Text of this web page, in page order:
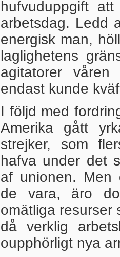
hufvuduppgift
arbetsdag. Ledd
energisk man,
laglighetens
agitatorer
endast kunde
I följd med
Amerika gått
strejker, som
hafva under det
af unionen. Men
de vara, äro
omätliga resurser
då verklig
oupphörligt nya